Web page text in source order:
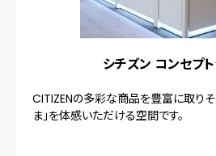
シチズン コンセプ
CITIZENの多彩な商品を豊富に取りそ
ま」を体感いただける空間です。